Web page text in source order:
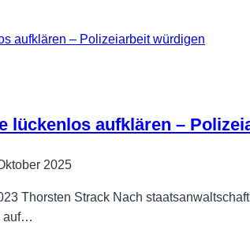
lückenlos aufklären –
2025
Thorsten Strack Nach
auf…